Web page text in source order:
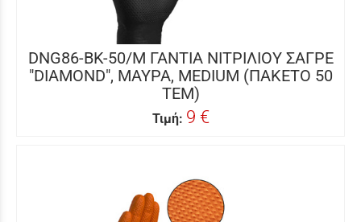
DNG86-BK-50/M ΓΑΝΤΙΑ ΝΙΤΡΙΛΙΟΥ ΣΑΓΡΕ
"DIAMOND", ΜΑΥΡΑ, MEDIUM (ΠΑΚΕΤΟ 50
ΤΕΜ)
Τιμή: 9 €